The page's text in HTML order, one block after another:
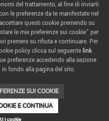
US
SpA All rights reserved
Rimini,
n. Reg. Imprese 00139440408, Capitale Sociale
i.v.
del trattamento, al fine di inviarti
le preferenze da te manifestate nel
questi cookie premendo su
le mie preferenze sui cookie” per
premere su rifiuta e continuare. Per
policy clicca sul seguente link.
preferenze accedendo alla sezione
in fondo alla pagina del sito.
SUI COOKIE
E CONTINUA
i cookie